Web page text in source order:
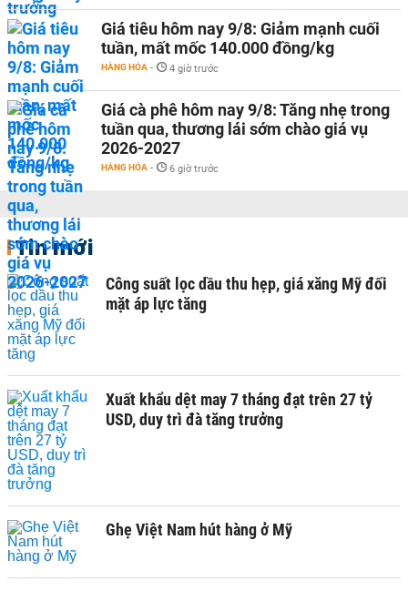
Giá tiêu hôm nay 9/8: Giảm mạnh cuối
tuần, mất mốc 140.000 đồng/kg
HÀNG HÓA - 4 giờ trước
Giá cà phê hôm nay 9/8: Tăng nhẹ trong
tuần qua, thương lái sớm chào giá vụ
2026-2027
HÀNG HÓA - 6 giờ trước
Tin mới
Công suất lọc dầu thu hẹp, giá xăng Mỹ đối
mặt áp lực tăng
Xuất khẩu dệt may 7 tháng đạt trên 27 tỷ
USD, duy trì đà tăng trưởng
Ghẹ Việt Nam hút hàng ở Mỹ